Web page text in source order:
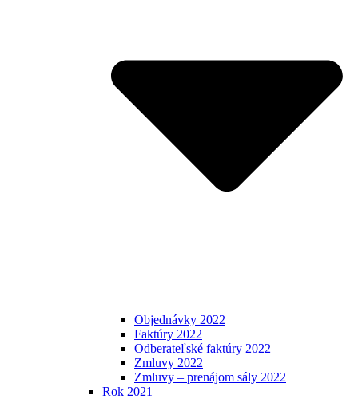
Objednávky 2022
Faktúry 2022
Odberateľské faktúry 2022
Zmluvy 2022
Zmluvy – prenájom sály 2022
Rok 2021